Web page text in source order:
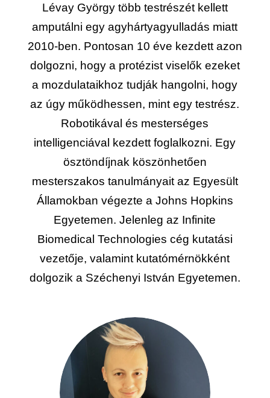
Lévay György több testrészét kellett
amputálni egy agyhártyagyulladás miatt
2010-ben. Pontosan 10 éve kezdett azon
dolgozni, hogy a protézist viselők ezeket
a mozdulataikhoz tudják hangolni, hogy
az úgy működhessen, mint egy testrész.
Robotikával és mesterséges
intelligenciával kezdett foglalkozni. Egy
ösztöndíjnak köszönhetően
mesterszakos tanulmányait az Egyesült
Államokban végezte a Johns Hopkins
Egyetemen. Jelenleg az Infinite
Biomedical Technologies cég kutatási
vezetője, valamint kutatómérnökként
dolgozik a Széchenyi István Egyetemen.